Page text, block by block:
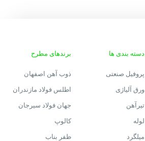
دسته بندی ها
پروفیل صنعتی
ورق آلیاژی
تیرآهن
لوله
میلگرد
برندهای مطرح
ذوب آهن اصفهان
اطلس فولاد مازندران
جهان فولاد سیرجان
کالوپ
ظفر بناب